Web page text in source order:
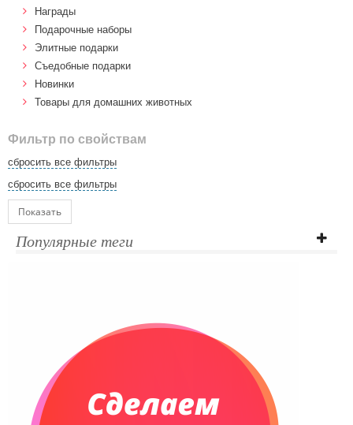
Награды
Подарочные наборы
Элитные подарки
Cъедобные подарки
Новинки
Товары для домашних животных
Фильтр по свойствам
сбросить все фильтры
сбросить все фильтры
Показать
Популярные теги